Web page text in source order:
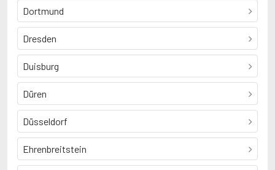
Dortmund
Dresden
Duisburg
Düren
Düsseldorf
Ehrenbreitstein